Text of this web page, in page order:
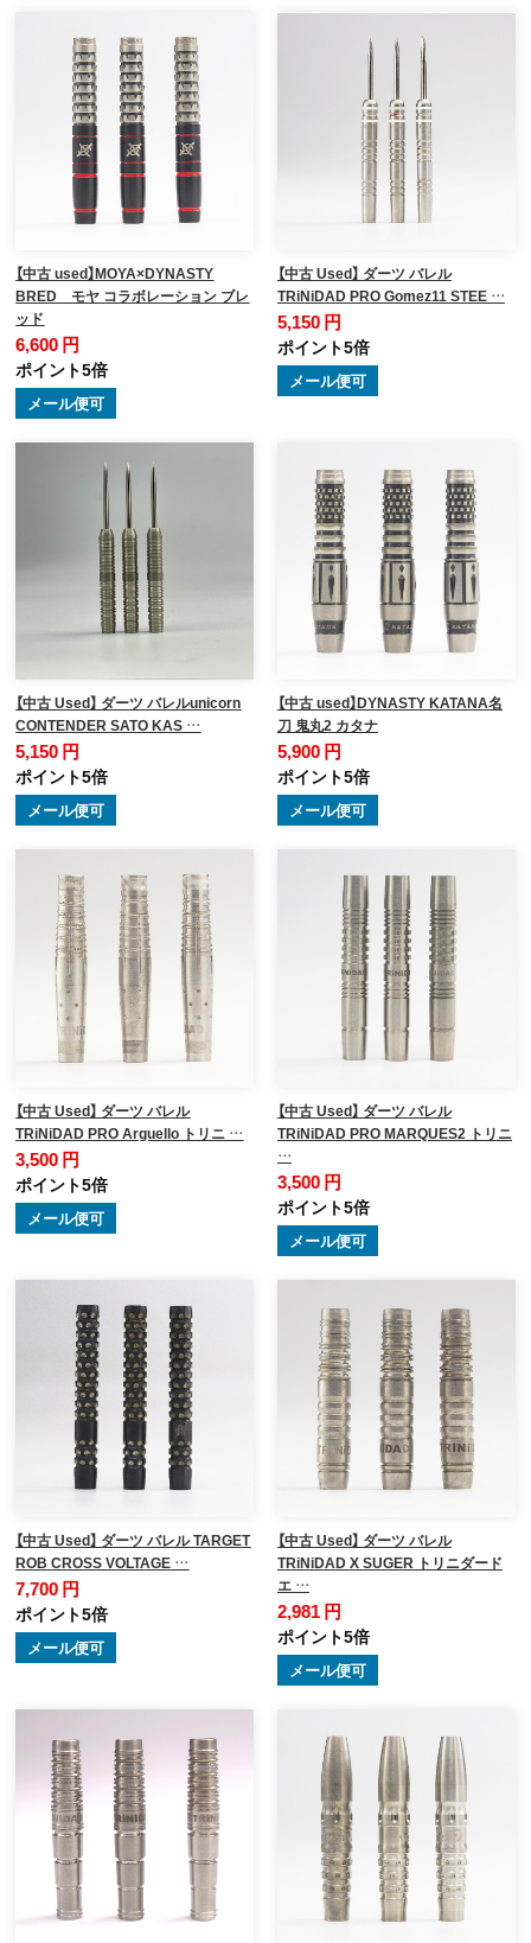
【中古 used】MOYA×DYNASTY
BRED モヤ コラボレーション ブレ
ッド
6,600 円
ポイント5倍
メール便可
【中古 Used】 ダーツ バレル
TRiNiDAD PRO Gomez11 STEE …
5,150 円
ポイント5倍
メール便可
【中古 Used】 ダーツ バレルunicorn
CONTENDER SATO KAS …
5,150 円
ポイント5倍
メール便可
【中古 used】DYNASTY KATANA名
刀 鬼丸2 カタナ
5,900 円
ポイント5倍
メール便可
【中古 Used】 ダーツ バレル
TRiNiDAD PRO Arguello トリニ …
3,500 円
ポイント5倍
メール便可
【中古 Used】 ダーツ バレル
TRiNiDAD PRO MARQUES2 トリニ
…
3,500 円
ポイント5倍
メール便可
【中古 Used】 ダーツ バレル TARGET
ROB CROSS VOLTAGE …
7,700 円
ポイント5倍
メール便可
【中古 Used】 ダーツ バレル
TRiNiDAD X SUGER トリニダード
エ …
2,981 円
ポイント5倍
メール便可